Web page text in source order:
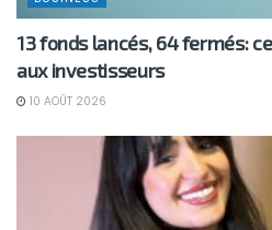
13 fonds lancés, 64 fermés:
aux investisseurs
10 AOÛT 2026